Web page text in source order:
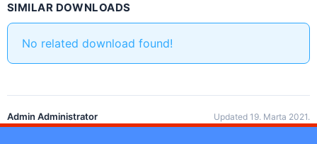
SIMILAR DOWNLOADS
No related download found!
Admin Administrator Updated 19. Marta 2021.